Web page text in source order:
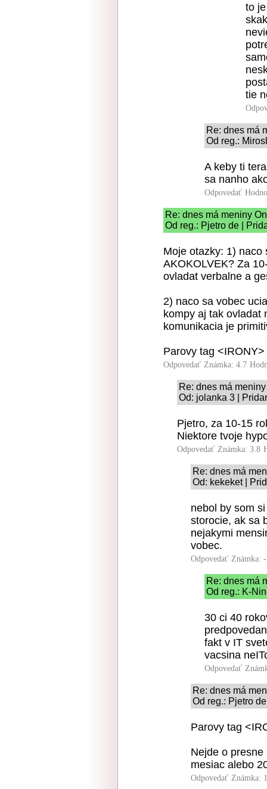
to
tie
Re: dnes má
Od reg.:
A keby ti
sa nanho
Odpovedať
Re: dnes má meniny
Od reg.: Pjetro de |
Moje otazky: 1) naco
AKOKOLVEK? Za
ovladat verbalne a
2) naco sa vobec
kompy aj tak ovladat
komunikacia je
Parovy tag
Odpovedať Známka: 4.7
Re: dnes má
Od: jolanka 3 |
Pjetro, za 10-15
Niektore tvoje
Odpovedať Známka: 3.8
Re: dnes má
Od: kekeket |
nebol by som
storocie, ak sa
nejakymi
vobec.
Odpovedať Známka:
Re: dnes má
Od reg.: K-
30 ci 40
fakt v IT
vacsina
Odpovedať
Re: dnes má
Od reg.: Pjetro
Parovy tag
Nejde o
mesiac alebo
Odpovedať Známka: